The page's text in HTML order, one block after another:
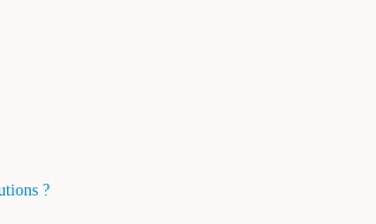
?